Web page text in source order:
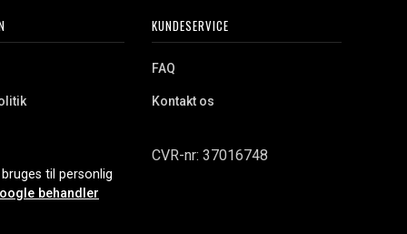
KUNDESERVICE
FAQ
Kontakt os
CVR-nr: 37016748
til personlig
behandler